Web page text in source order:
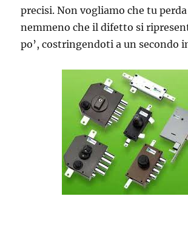
precisi. Non vogliamo che tu
nemmeno che il difetto si
po’, costringendoti a un secondo